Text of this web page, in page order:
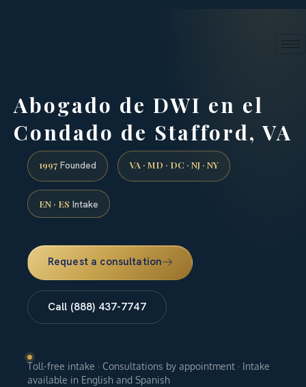
Abogado de DWI en el
Condado de Stafford, VA
1997 Founded VA · MD · DC · NJ · NY
EN · ES Intake
Request a consultation
Call (888) 437-7747
Toll-free intake · Consultations by appointment · Intake
available in English and Spanish